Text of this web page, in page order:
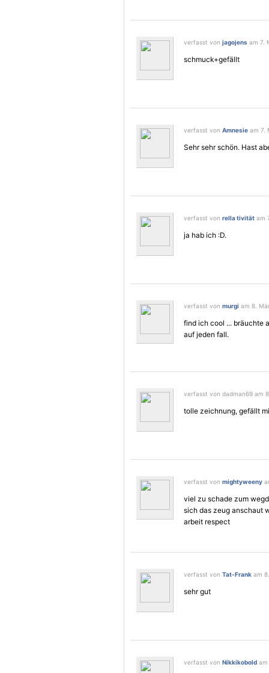
verfasst von jagojens am 7.
schmuck+gefällt
verfasst von Amnesie am 7.
Sehr sehr schön. Hast
verfasst von rella tivität am
ja hab ich :D.
verfasst von murgi am 8.
find ich cool ... bräuchte
auf jeden fall.
verfasst von dadman69 am
tolle zeichnung, gefällt
verfasst von mightyweeny
viel zu schade zum
sich das zeug anschaut
arbeit respect
verfasst von Tat-Frank am
sehr gut
verfasst von Nikkikobold am